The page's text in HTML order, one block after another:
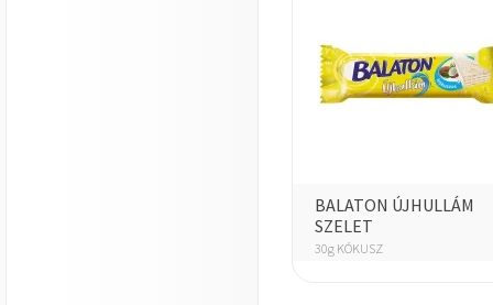
BALATON ÚJHULLÁM
SZELET
30g KÓKUSZ